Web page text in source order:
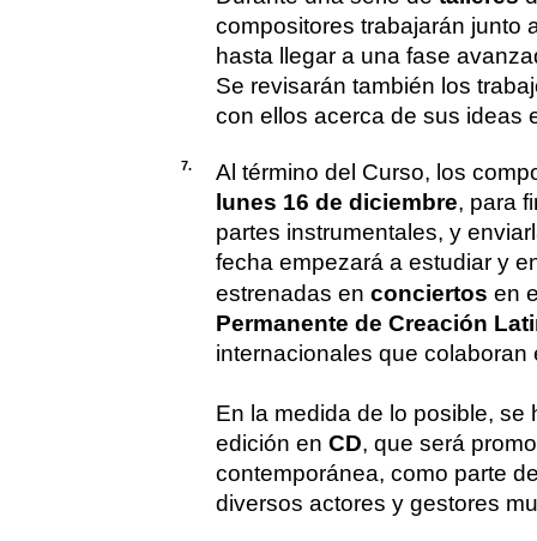
compositores trabajarán junto
hasta llegar a una fase
Se revisarán también los
con ellos acerca de sus ideas
7.
Al término del Curso, los
lunes 16 de diciembre, para
partes instrumentales, y
fecha empezará a estudiar y
estrenadas en conciertos en
Permanente de Creación
internacionales que colaboran
En la medida de lo posible,
edición en CD, que será
contemporánea, como parte
diversos actores y gestores